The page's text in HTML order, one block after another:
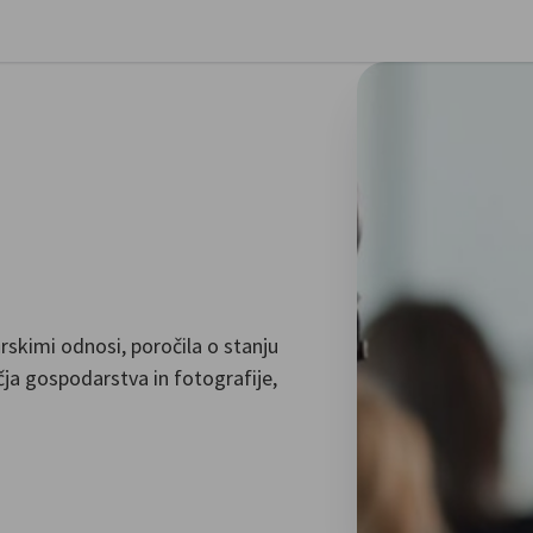
odnosi, poročila o stanju
gospodarstva in fotografije,